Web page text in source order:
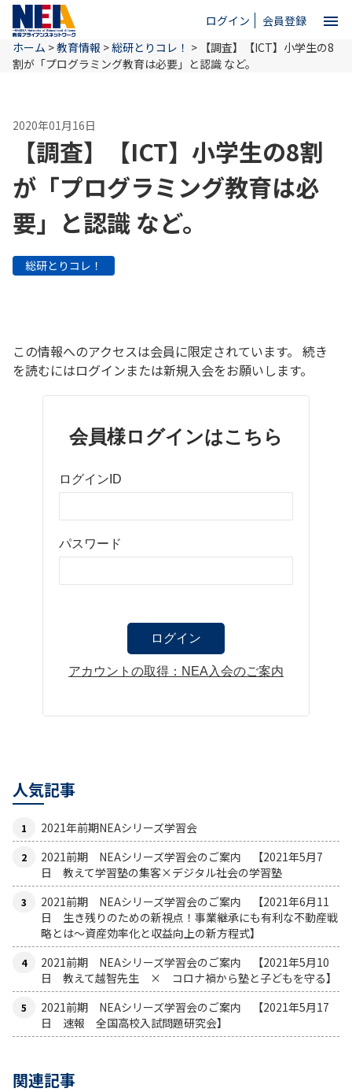
ログイン 会員登録 menu
ホーム
NEAとは
教育情報
お問い合わせ
ホーム >教育情報 >総研とりコレ！ > 【調査】【ICT】小学生の8
割が「プログラミング教育は必要」と認識 など。
2020年01月16日
【調査】【ICT】小学生の8割
が「プログラミング教育は必
要」と認識 など。
総研とりコレ！
この情報へのアクセスは会員に限定されています。 続き
を読むにはログインまたは新規入会をお願いします。
会員様ログインはこちら
ログインID
パスワード
アカウントの取得：NEA入会のご案内
人気記事
2021年前期NEAシリーズ学習会
2021前期 NEAシリーズ学習会のご案内 【2021年5月7
日 教えて学習塾の集客×デジタル社会の学習塾
2021前期 NEAシリーズ学習会のご案内 【2021年6月11
日 生き残りのための新視点！事業継承にも有利な不動産戦
略とは〜資産効率化と収益向上の新方程式】
2021前期 NEAシリーズ学習会のご案内 【2021年5月10
日 教えて越智先生 × コロナ禍から塾と子どもを守る】
2021前期 NEAシリーズ学習会のご案内 【2021年5月17
日 速報 全国高校入試問題研究会】
関連記事